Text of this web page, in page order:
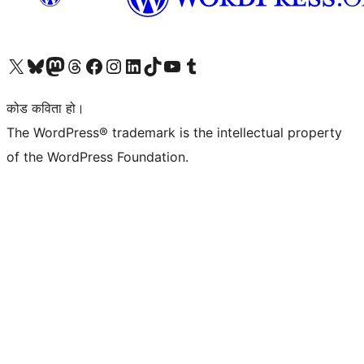
हाम्रो X (पहिले ट्विटर) खातामा जानुहोस्
हाम्रो Bluesky खाता भ्रमण गर्नुहोस्
हाम्रो म्यास्टोडन खाता भ्रमण गर्नुहोस्
हाम्रो थ्रेड्स खातामा जानुहोस्
हाम्रो फेसबुक पेजमा जानुहोस्
हाम्रो इन्स्टाग्राम खातामा जानुहोस्
हाम्रो लिङ्क्डइन खातामा जानुहोस्
हाम्रो TikTok खाता भ्रमण गर्नुहोस्
हाम्रो युट्युब च्यानलमा जानुहोस्
हाम्रो टम्बलर खाता भ्रमण गर्नुहोस्
कोड कविता हो।
The WordPress® trademark is the intellectual property
of the WordPress Foundation.